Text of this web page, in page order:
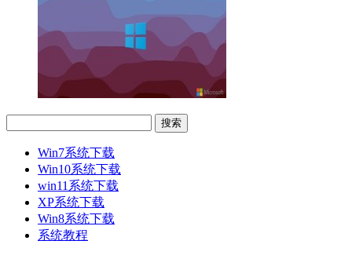
Win7系统下载
Win10系统下载
win11系统下载
XP系统下载
Win8系统下载
系统教程